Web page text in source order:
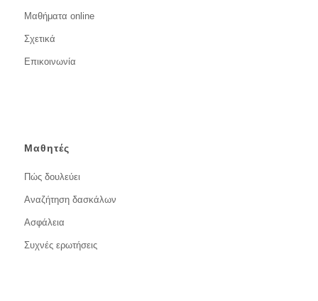
Μαθήματα online
Σχετικά
Επικοινωνία
Μαθητές
Πώς δουλεύει
Αναζήτηση δασκάλων
Ασφάλεια
Συχνές ερωτήσεις